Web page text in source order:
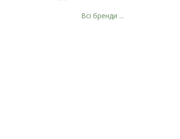
Всі бренди ...